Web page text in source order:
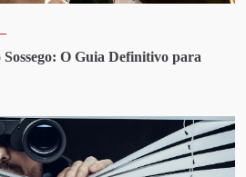
O Guia Definitivo para